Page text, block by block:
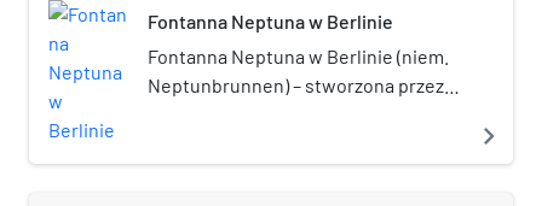
Fontanna Neptuna w Berlinie
Fontanna Neptuna w Berlinie (niem.
Neptunbrunnen) – stworzona przez
elewację pałacu Berlińskiego. Na
navigate_next